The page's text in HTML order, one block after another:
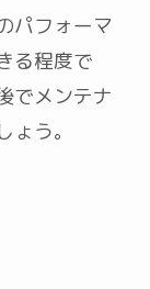
パフォーマ
る程度で
でメンテナ
う。